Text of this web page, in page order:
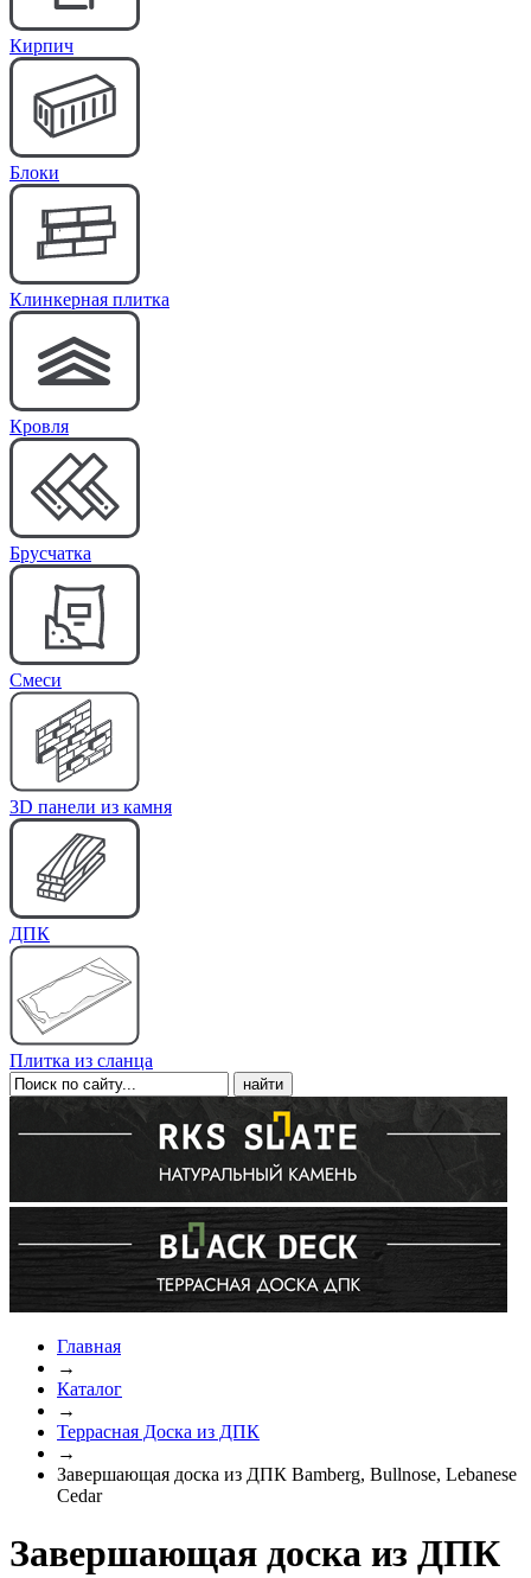
Кирпич
Блоки
Клинкерная плитка
Кровля
Брусчатка
Cмеси
3D панели из камня
ДПК
Плитка из сланца
Главная
→
Каталог
→
Террасная Доска из ДПК
→
Завершающая доска из ДПК Bamberg, Bullnose, Lebanese
Cedar
Завершающая доска из ДПК